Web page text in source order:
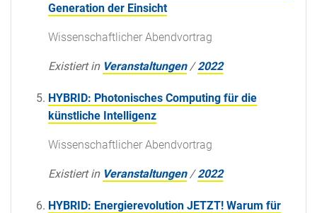
Generation der Einsicht
Wissenschaftlicher Abendvortrag
Existiert in Veranstaltungen /2022
HYBRID: Photonisches Computing für die
künstliche Intelligenz
Wissenschaftlicher Abendvortrag
Existiert in Veranstaltungen /2022
HYBRID: Energierevolution JETZT! Warum für